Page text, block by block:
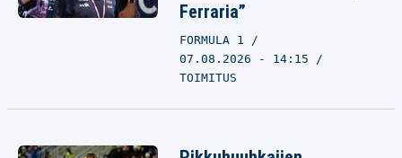
Ferraria”
FORMULA 1
07.08.2026 - 14:15
TOIMITUS